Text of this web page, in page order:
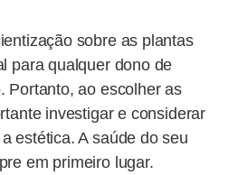
sobre as plantas
para qualquer dono de
Portanto, ao escolher as
investigar e considerar
estética. A saúde do seu
em primeiro lugar.